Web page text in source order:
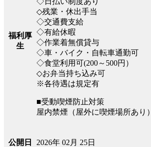
福利厚
生
◇残業・休出手当
◇交通費支給
◇有給休暇
◇作業着無償貸与
◇車・バイク・自転車通勤可
◇食堂利用可(200～500円）
◇お弁当持ち込み可
※各待遇は規定有
■受動喫煙防止対策
屋内禁煙（屋外に喫煙場所あり）
公開日 2026年 02月 25日